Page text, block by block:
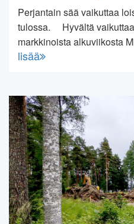
Perjantain sää vaikuttaa
tulossa. Hyvältä
markkinoista alkuviikosta
lisää